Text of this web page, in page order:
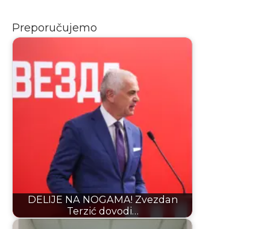
Preporučujemo
DELIJE NA NOGAMA! Zvezdan
Terzić dovodi…